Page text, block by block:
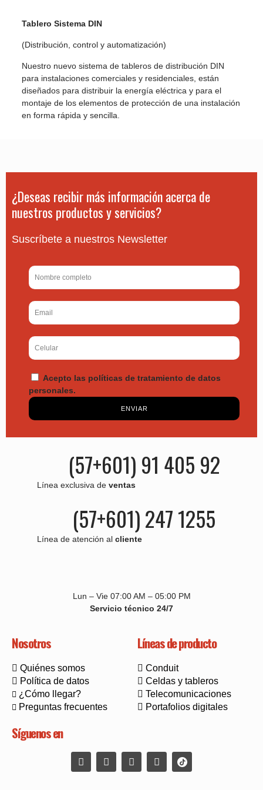
Tablero Sistema DIN
(Distribución, control y automatización)
Nuestro nuevo sistema de tableros de distribución DIN
para instalaciones comerciales y residenciales, están
diseñados para distribuir la energía eléctrica y para el
montaje de los elementos de protección de una instalación
en forma rápida y sencilla.
¿Deseas recibir más información acerca de
nuestros productos y servicios?
Suscríbete a nuestros Newsletter
Acepto las políticas de tratamiento de datos
personales.
ENVIAR
(57+601) 91 405 92
Línea exclusiva de ventas
(57+601) 247 1255
Línea de atención al cliente
Lun – Vie 07:00 AM – 05:00 PM
Servicio técnico 24/7
Nosotros
Quiénes somos
Política de datos
¿Cómo llegar?
Preguntas frecuentes
Líneas de producto
Conduit
Celdas y tableros
Telecomunicaciones
Portafolios digitales
Síguenos en